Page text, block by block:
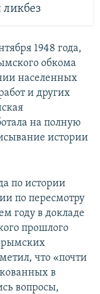
1948 года,
обкома
населенных
и других
на полную
истории
по истории
по пересмотру
году в докладе
прошлого
что «почти
в
вопросы,